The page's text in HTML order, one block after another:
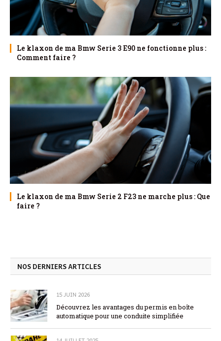
Le klaxon de ma Bmw Serie 3 E90 ne fonctionne plus :
Comment faire ?
Le klaxon de ma Bmw Serie 2 F23 ne marche plus : Que
faire ?
NOS DERNIERS ARTICLES
15 JUIN 2026
Découvrez les avantages du permis en boîte
automatique pour une conduite simplifiée